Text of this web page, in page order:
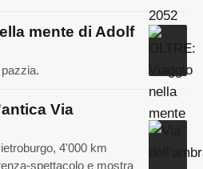
mente di Adolf
Via
4'000 km
spettacolo e mostra